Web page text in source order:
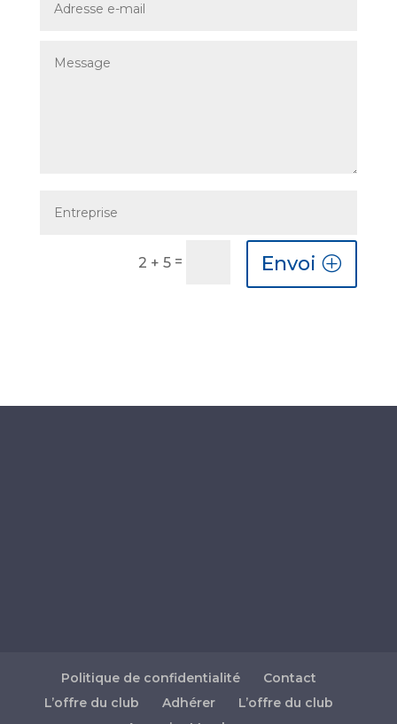
2 + 5= Envoi
Politique de confidentialité
Contact
L’offre du club
Adhérer
L’offre du club